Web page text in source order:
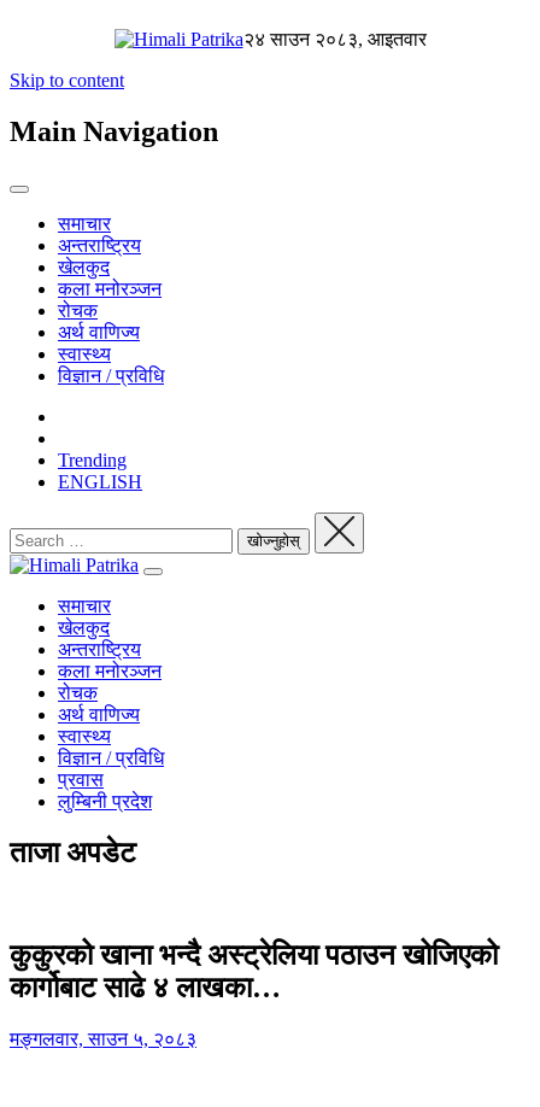
२४ साउन २०८३, आइतवार
Skip to content
Main Navigation
समाचार
अन्तराष्ट्रिय
खेलकुद
कला मनोरञ्जन
रोचक
अर्थ वाणिज्य
स्वास्थ्य
विज्ञान / प्रविधि
Trending
ENGLISH
समाचार
खेलकुद
अन्तराष्ट्रिय
कला मनोरञ्जन
रोचक
अर्थ वाणिज्य
स्वास्थ्य
विज्ञान / प्रविधि
प्रवास
लुम्बिनी प्रदेश
ताजा अपडेट
कुकुरको खाना भन्दै अस्ट्रेलिया पठाउन खोजिएको
कार्गोबाट साढे ४ लाखका…
मङ्गलवार, साउन ५, २०८३